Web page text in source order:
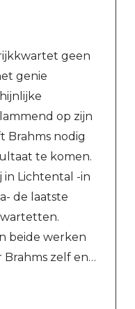
geen
genie
op zijn
Brahms nodig
te komen.
in Lichtental -in
de laatste
beide werken
Brahms zelf en…